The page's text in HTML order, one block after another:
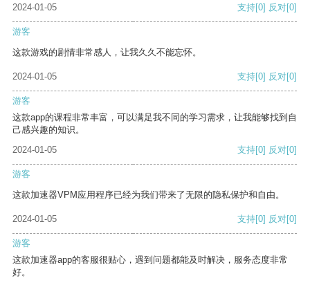
2024-01-05
支持[0] 反对[0]
游客
这款游戏的剧情非常感人，让我久久不能忘怀。
2024-01-05 支持[0] 反对[0]
游客
这款app的课程非常丰富，可以满足我不同的学习需求，让我能够找到自
己感兴趣的知识。
2024-01-05
支持[0] 反对[0]
游客
这款加速器VPM应用程序已经为我们带来了无限的隐私保护和自由。
2024-01-05 支持[0] 反对[0]
游客
这款加速器app的客服很贴心，遇到问题都能及时解决，服务态度非常
好。